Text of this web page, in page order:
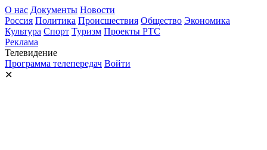
О нас Документы Новости
Россия Политика Происшествия Общество Экономика
Культура Спорт Туризм Проекты РТС
Реклама
Телевидение
Программа телепередач Войти
✕